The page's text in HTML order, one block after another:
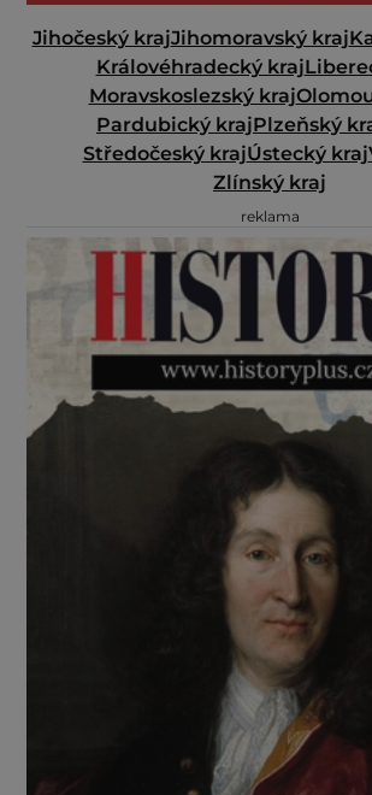
Jihočeský krajJihomoravský kraj
Královéhradecký kraj
Moravskoslezský kraj
Pardubický krajPlzeňský
Středočeský krajÚstecký kraj
Zlínský kraj
reklama